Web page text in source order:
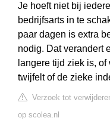
Je hoeft niet bij
bedrijfsarts in te
paar dagen is extra
nodig. Dat verandert
langere tijd ziek is,
twijfelt of de zieke
Verzoek tot
op scolea.nl